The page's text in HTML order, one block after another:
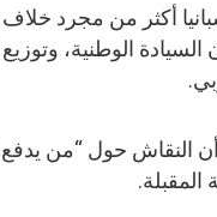
أكثر من مجرد
الوطنية،
أن النقاش حول “من